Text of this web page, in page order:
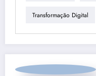
Transformação Digital